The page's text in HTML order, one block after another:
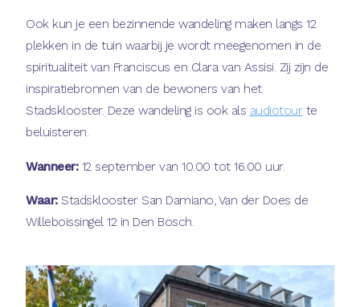
Ook kun je een bezinnende wandeling maken langs 12
plekken in de tuin waarbij je wordt meegenomen in de
spiritualiteit van Franciscus en Clara van Assisi. Zij zijn de
inspiratiebronnen van de bewoners van het
Stadsklooster. Deze wandeling is ook als audiotourte
beluisteren.
Wanneer:12 september van 10.00 tot 16.00 uur.
Waar:Stadsklooster San Damiano, Van der Does de
Willeboissingel 12 in Den Bosch.